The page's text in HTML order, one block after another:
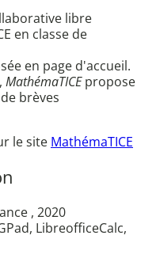
libre
en classe de
en page d'accueil.
MathémaTICEpropose
brèves
le site MathémaTICE
, 2020
LibreofficeCalc,